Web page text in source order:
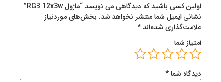
اولین کسی باشید که دیدگاهی می نویسد “ماژول RGB 12x3w”
نشانی ایمیل شما منتشر نخواهد شد. بخش‌های موردنیاز
علامت‌گذاری شده‌اند*
امتیاز شما
دیدگاه شما*